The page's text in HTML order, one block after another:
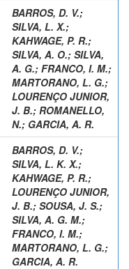
BARROS, D. V.;
SILVA, L. X.;
KAHWAGE, P. R.;
SILVA, A. O.; SILVA,
A. G.; FRANCO, I. M.;
MARTORANO, L. G.;
LOURENÇO JUNIOR,
J. B.; ROMANELLO,
N.; GARCIA, A. R.
BARROS, D. V.;
SILVA, L. K. X.;
KAHWAGE, P. R.;
LOURENÇO JUNIOR,
J. B.; SOUSA, J. S.;
SILVA, A. G. M.;
FRANCO, I. M.;
MARTORANO, L. G.;
GARCIA, A. R.